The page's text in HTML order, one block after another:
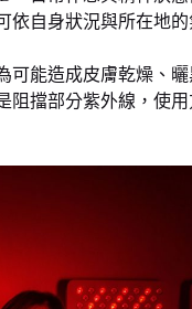
自身狀況與所在地的
能造成皮膚乾燥、
擋部分紫外線，使